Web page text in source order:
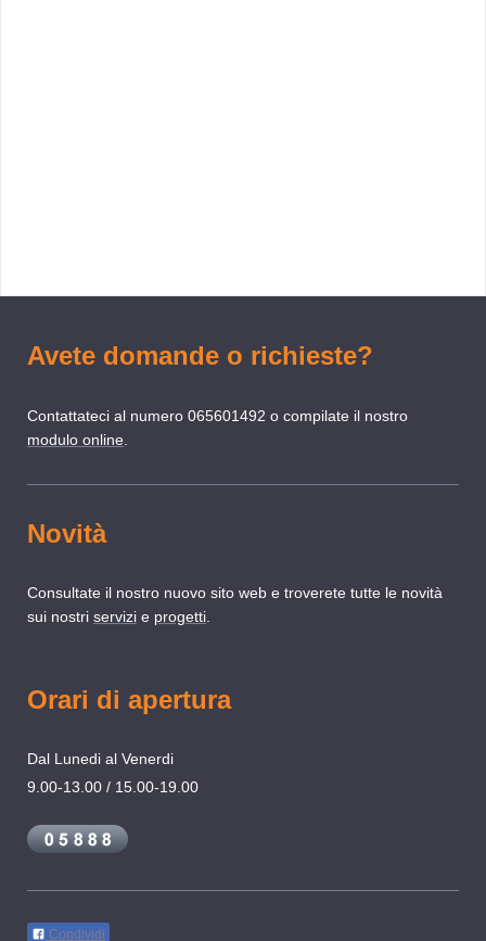
Avete domande o richieste?
Contattateci al numero 065601492 o compilate il nostro
modulo online
Novità
Consultate il nostro nuovo sito web e troverete tutte le novità
sui nostri servizi e progetti
Orari di apertura
Dal Lunedi al Venerdi
9.00-13.00 / 15.00-19.00
Condividi